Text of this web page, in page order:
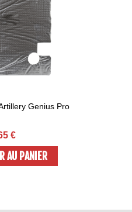
Genius Pro
€
AU PANIER